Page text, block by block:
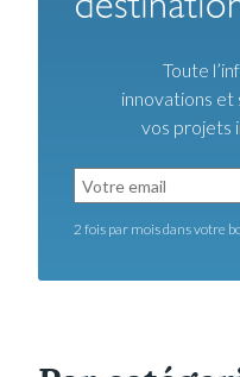
Toute
innovations
vos projets
2 fois par mois dans votre